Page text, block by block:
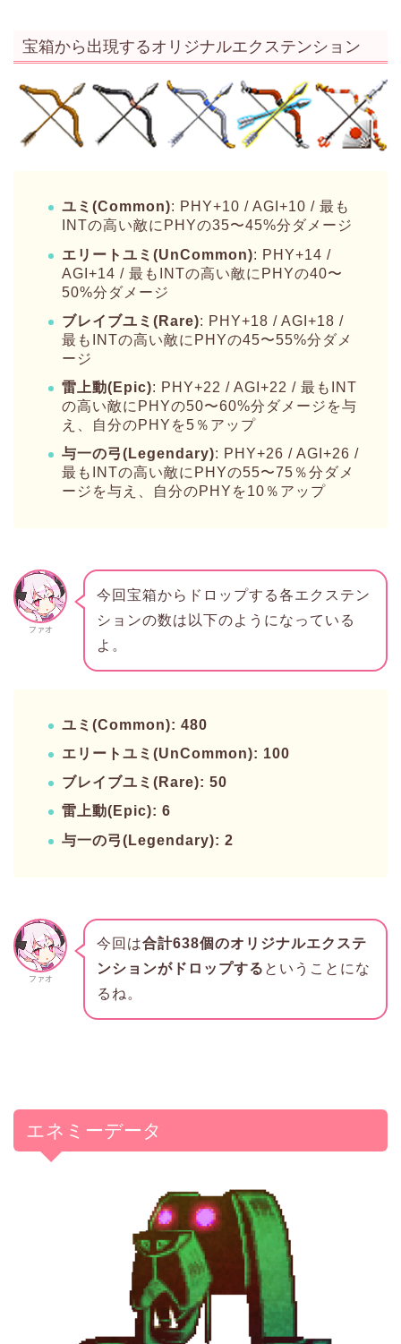
宝箱から出現するオリジナルエクステンション
ユミ(Common): PHY+10 / AGI+10 / 最も
INTの高い敵にPHYの35〜45%分ダメージ
エリートユミ(UnCommon): PHY+14 /
AGI+14 / 最もINTの高い敵にPHYの40〜
50%分ダメージ
ブレイブユミ(Rare): PHY+18 / AGI+18 /
最もINTの高い敵にPHYの45〜55%分ダメ
ージ
雷上動(Epic): PHY+22 / AGI+22 / 最もINT
の高い敵にPHYの50〜60%分ダメージを与
え、自分のPHYを5％アップ
与一の弓(Legendary): PHY+26 / AGI+26 /
最もINTの高い敵にPHYの55〜75％分ダメ
ージを与え、自分のPHYを10％アップ
ファオ
今回宝箱からドロップする各エクステン
ションの数は以下のようになっている
よ。
ユミ(Common): 480
エリートユミ(UnCommon): 100
ブレイブユミ(Rare): 50
雷上動(Epic): 6
与一の弓(Legendary): 2
ファオ
今回は合計638個のオリジナルエクステ
ンションがドロップする ということにな
るね。
エネミーデータ